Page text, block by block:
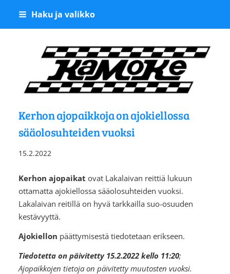
Siirry
Haku ja valikko
Kangasalan
Kerhon ajopaikkoja on ajokiellossa
sääolosuhteiden vuoksi
15.2.2022
Kerhon ajopaikat ovat Lakalaivan reittiä lukuun
ottamatta ajokiellossa sääolosuhteiden vuoksi.
Lakalaivan reitillä on hyvä tarkkailla suo-osuuden
kestävyyttä.
Ajokiellon päättymisestä tiedotetaan erikseen.
Tiedotetta on päivitetty 15.2.2022 kello 11:20⁠⁠⁠⁠⁠⁠⁠;
Ajopaikkojen tietoja on päivitetty muutosten vuoksi.